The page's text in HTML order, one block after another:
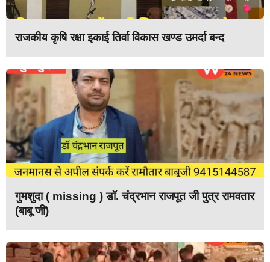
राजकीय कृषि रक्षा इकाई तिर्वा विकास खण्ड उमर्दा बन्द
गुमशुदा ( missing ) डॉ. चंद्रभान राजपूत जी पुत्र रामवतार
(बाबू जी)